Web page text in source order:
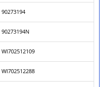
90273194
90273194N
WI702512109
WI702512288